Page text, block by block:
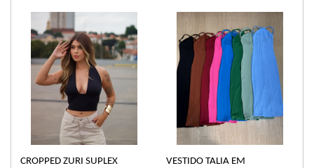
CROPPED ZURI SUPLEX
VESTIDO TALIA EM